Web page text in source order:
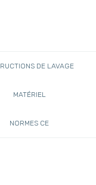
DE LAVAGE
MATÉRIEL
NORMES CE